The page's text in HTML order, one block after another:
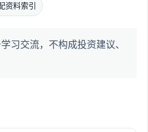
资料索引
习交流，不构成投资建议、